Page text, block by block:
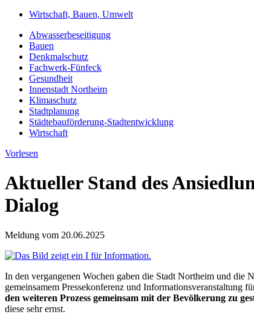
Wirtschaft, Bauen, Umwelt
Abwasserbeseitigung
Bauen
Denkmalschutz
Fachwerk-Fünfeck
Gesundheit
Innenstadt Northeim
Klimaschutz
Stadtplanung
Städtebauförderung-Stadtentwicklung
Wirtschaft
Vorlesen
Aktueller Stand des
Dialog
Meldung vom 20.06.2025
In den vergangenen Wochen gaben die Stadt Northeim und die
gemeinsamem Pressekonferenz und Informationsveranstaltung
den weiteren Prozess gemeinsam mit der Bevölkerung zu
diese sehr ernst.